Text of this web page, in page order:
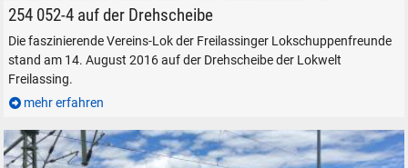
DR 254 052-4 (E 94) auf der Drehscheibe, am 16. August 2016.
254 052-4 auf der Drehscheibe
Die faszinierende Vereins-Lok der Freilassinger Lokschuppenfreunde
stand am 14. August 2016 auf der Drehscheibe der Lokwelt
Freilassing.
mehr erfahren